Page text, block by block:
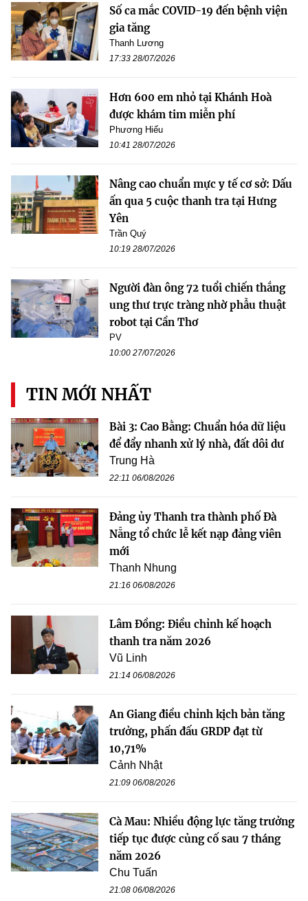
Số ca mắc COVID-19 đến bệnh viện
gia tăng
Thanh Lương
17:33 28/07/2026
Hơn 600 em nhỏ tại Khánh Hoà
được khám tim miễn phí
Phương Hiếu
10:41 28/07/2026
Nâng cao chuẩn mực y tế cơ sở: Dấu
ấn qua 5 cuộc thanh tra tại Hưng
Yên
Trần Quý
10:19 28/07/2026
Người đàn ông 72 tuổi chiến thắng
ung thư trực tràng nhờ phẫu thuật
robot tại Cần Thơ
PV
10:00 27/07/2026
TIN MỚI NHẤT
Bài 3: Cao Bằng: Chuẩn hóa dữ liệu
để đẩy nhanh xử lý nhà, đất dôi dư
Trung Hà
22:11 06/08/2026
Đảng ủy Thanh tra thành phố Đà
Nẵng tổ chức lễ kết nạp đảng viên
mới
Thanh Nhung
21:16 06/08/2026
Lâm Đồng: Điều chỉnh kế hoạch
thanh tra năm 2026
Vũ Linh
21:14 06/08/2026
An Giang điều chỉnh kịch bản tăng
trưởng, phấn đấu GRDP đạt từ
10,71%
Cảnh Nhật
21:09 06/08/2026
Cà Mau: Nhiều động lực tăng trưởng
tiếp tục được củng cố sau 7 tháng
năm 2026
Chu Tuấn
21:08 06/08/2026